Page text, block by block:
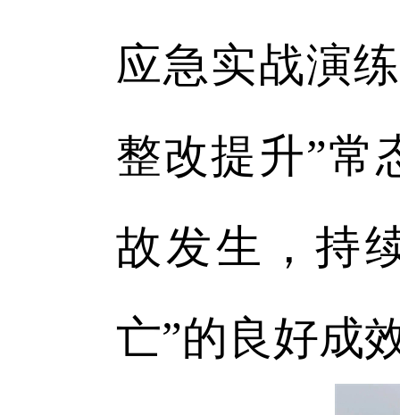
应急实战演
整改提升”常
故发生，持
亡”的良好成